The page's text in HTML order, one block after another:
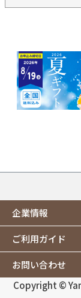
企業情報
ご利用ガイド
お問い合わせ
Copyright ©